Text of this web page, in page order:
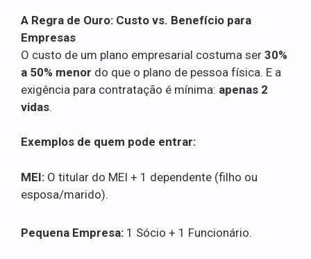
A Regra de Ouro: Custo vs. Benefício para
Empresas
O custo de um plano empresarial costuma ser 30%
a 50% menor do que o plano de pessoa física. E a
exigência para contratação é mínima: apenas 2
vidas.
Exemplos de quem pode entrar:
MEI: O titular do MEI + 1 dependente (filho ou
esposa/marido).
Pequena Empresa: 1 Sócio + 1 Funcionário.